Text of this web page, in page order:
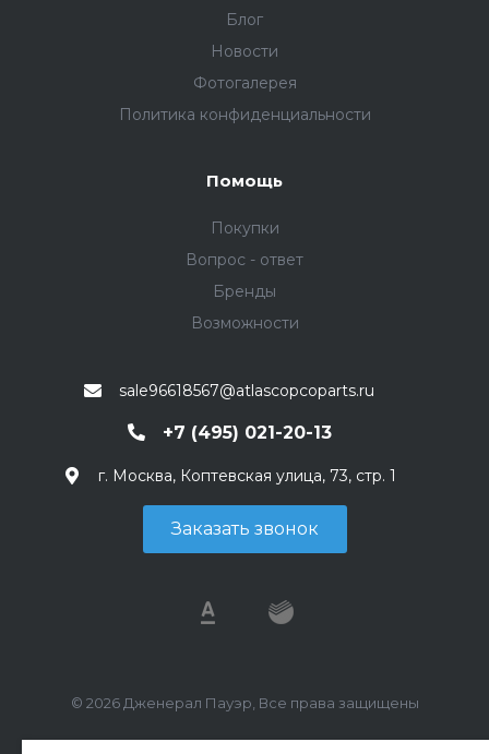
Блог
Новости
Фотогалерея
Политика конфиденциальности
Помощь
Покупки
Вопрос - ответ
Бренды
Возможности
sale96618567@atlascopcoparts.ru
+7 (495) 021-20-13
г. Москва, Коптевская улица, 73, стр. 1
Заказать звонок
© 2026 Дженерал Пауэр, Все права защищены